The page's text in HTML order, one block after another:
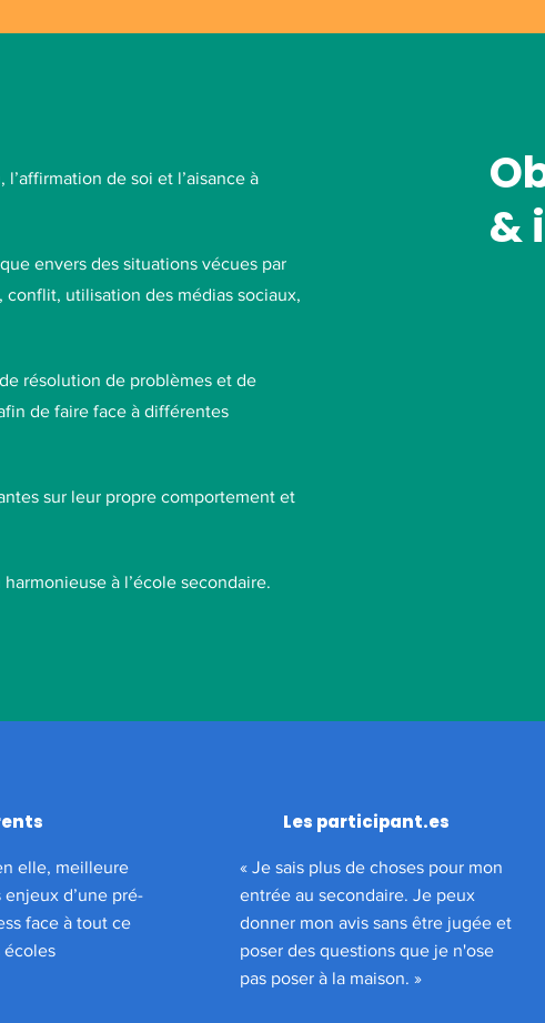
l’affirmation de soi et l’aisance à
envers des situations vécues par
conflit, utilisation des médias sociaux,
résolution de problèmes et de
de faire face à différentes
sur leur propre comportement et
à l’école secondaire.
&
elle, meilleure
d’une pré-
face à tout ce
écoles
Les participant.es
« Je sais plus de choses pour mon
entrée au secondaire. Je peux
donner mon avis sans être jugée et
poser des questions que je n'ose
pas poser à la maison. »